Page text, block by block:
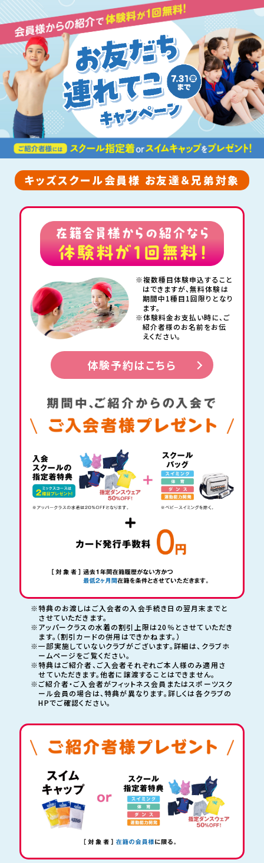
キッズスクール会員様 お友達＆兄弟対象
※複数種目体験申込すること
はできますが、無料体験は
期間中1種目1回限りとなり
ます。
※体験料金お支払い時に、 ご
紹介者様のお名前をお伝
えください。
体験予約はこちら
※特典のお渡しはご入会者の入会手続き日の翌月末までと
させていただきます。
※アッパークラスの水着の割引上限は20％とさせていただき
ます。（割引カードの併用はできかねます。）
※一部実施していないクラブがございます。詳細は、クラブホ
ームページをご覧ください。
※特典はご紹介者、ご入会者それぞれご本人様のみ適用さ
せていただきます。他者に譲渡することはできません。
※ご紹介者・ご入会者がフィットネス会員またはスポーツスク
ール会員の場合は、特典が異なります。詳しくは各クラブの
HPでご確認ください。